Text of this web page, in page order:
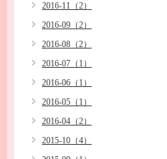
2016-11（2）
2016-09（2）
2016-08（2）
2016-07（1）
2016-06（1）
2016-05（1）
2016-04（2）
2015-10（4）